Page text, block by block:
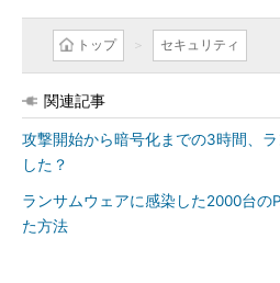
トップ セキュリティ
関連記事
攻撃開始から暗号化までの3時間、
した？
ランサムウェアに感染した2000台
た方法